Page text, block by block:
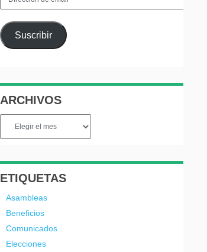
Suscribir
ARCHIVOS
ETIQUETAS
Asambleas
Beneficios
Comunicados
Elecciones